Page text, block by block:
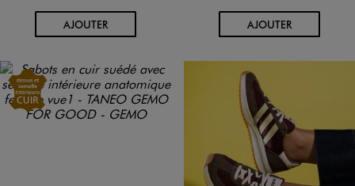
AJOUTERAU PANIER AJOUTERAU PANIER